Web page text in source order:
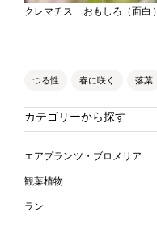
クレマチス おもしろ（面白）
つる性 春に咲く 落葉
カテゴリーから探す
エアプランツ・ブロメリア
観葉植物
ラン